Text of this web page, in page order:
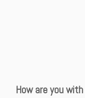
How are you